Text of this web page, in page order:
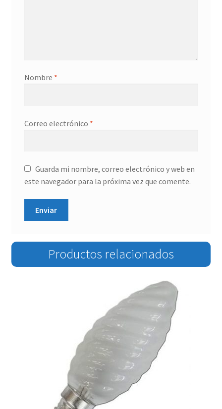
Nombre *
Correo electrónico *
Guarda mi nombre, correo electrónico y web en
este navegador para la próxima vez que comente.
Productos relacionados